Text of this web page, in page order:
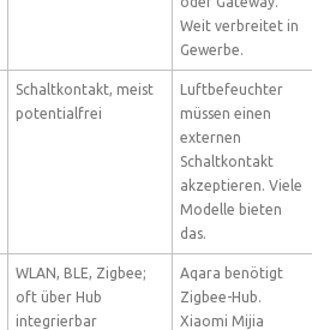
Weit verbreitet in
Gewerbe.
Schaltkontakt, meist
potentialfrei
Luftbefeuchter
müssen einen
externen
Schaltkontakt
akzeptieren. Viele
Modelle bieten
das.
WLAN, BLE, Zigbee;
oft über Hub
integrierbar
Aqara benötigt
Zigbee-Hub.
Xiaomi Mijia